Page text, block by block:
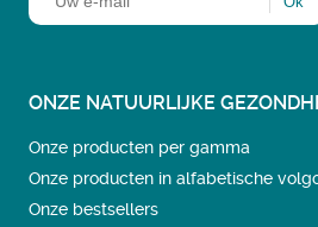
ONZE NATUURLIJKE
Onze producten per gamma
Onze producten in alfabetische
Onze bestsellers